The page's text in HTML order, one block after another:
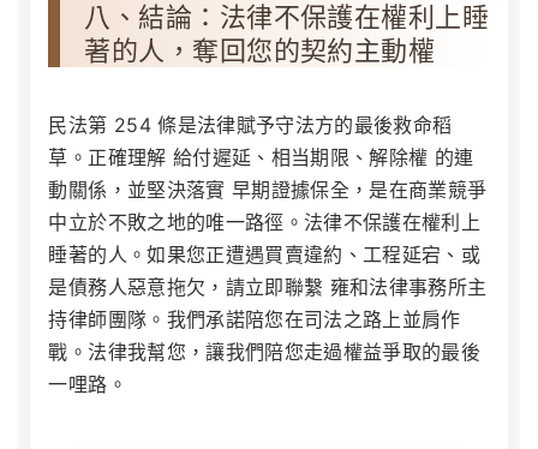
八、結論：法律不保護在權利上睡
著的人，奪回您的契約主動權
民法第 254 條是法律賦予守法方的最後救命稻
草。正確理解 給付遲延、相当期限、解除權 的連
動關係，並堅決落實 早期證據保全，是在商業競爭
中立於不敗之地的唯一路徑。法律不保護在權利上
睡著的人。如果您正遭遇買賣違約、工程延宕、或
是債務人惡意拖欠，請立即聯繫 雍和法律事務所主
持律師團隊。我們承諾陪您在司法之路上並肩作
戰。法律我幫您，讓我們陪您走過權益爭取的最後
一哩路。